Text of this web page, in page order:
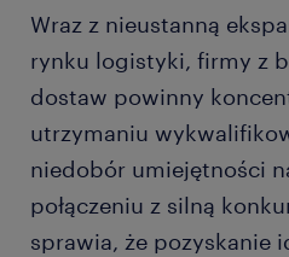
Wraz z nieustanną
rynku logistyki, firmy z
dostaw powinny
utrzymaniu
niedobór umiejętności
połączeniu z silną
sprawia, że pozyskanie